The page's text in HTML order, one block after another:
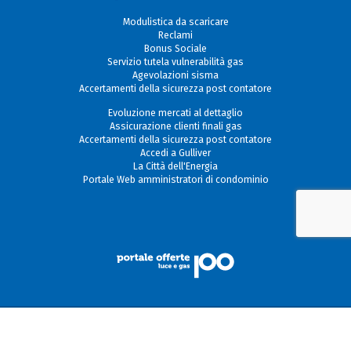
Modulistica da scaricare
Reclami
Bonus Sociale
Servizio tutela vulnerabilità gas
Agevolazioni sisma
Accertamenti della sicurezza post contatore
Evoluzione mercati al dettaglio
Assicurazione clienti finali gas
Accertamenti della sicurezza post contatore
Accedi a Gulliver
La Città dell'Energia
Portale Web amministratori di condominio